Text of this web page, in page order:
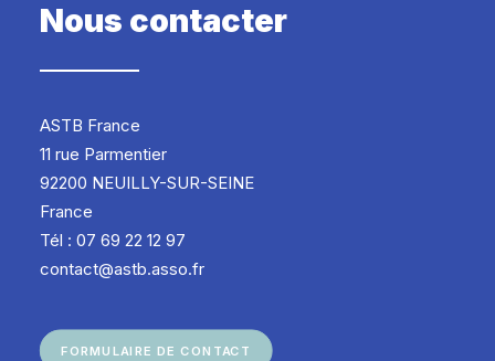
Nous contacter
ASTB France
11 rue Parmentier
92200 NEUILLY-SUR-SEINE
France
Tél : 07 69 22 12 97
contact@astb.asso.fr
FORMULAIRE DE CONTACT